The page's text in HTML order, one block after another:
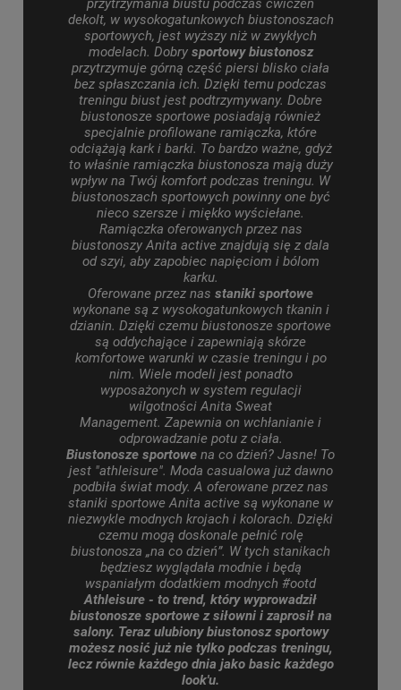
przytrzymania biustu podczas ćwiczeń
dekolt, w wysokogatunkowych biustonoszach
sportowych, jest wyższy niż w zwykłych
modelach. Dobry sportowy biustonosz
przytrzymuje górną część piersi blisko ciała
bez spłaszczania ich. Dzięki temu podczas
treningu biust jest podtrzymywany. Dobre
biustonosze sportowe posiadają również
specjalnie profilowane ramiączka, które
odciążają kark i barki. To bardzo ważne, gdyż
to właśnie ramiączka biustonosza mają duży
wpływ na Twój komfort podczas treningu. W
biustonoszach sportowych powinny one być
nieco szersze i miękko wyściełane.
Ramiączka oferowanych przez nas
biustonoszyAnita active znajdują się z dala
od szyi, aby zapobiec napięciom i bólom
karku.
Oferowane przez nas staniki sportowe
wykonane są z wysokogatunkowych tkanin i
dzianin. Dzięki czemu biustonosze sportowe
są oddychające i zapewniają skórze
komfortowe warunki w czasie treningu i po
nim. Wiele modeli jest ponadto
wyposażonych w system regulacji
wilgotności Anita Sweat
Management. Zapewnia on wchłanianie i
odprowadzanie potu z ciała.
Biustonosze sportowe na co dzień? Jasne! To
jest "athleisure". Moda casualowa już dawno
podbiła świat mody.A oferowane przez nas
staniki sportoweAnita active są wykonane w
niezwykle modnych krojach i kolorach. Dzięki
czemu mogą doskonale pełnić rolę
biustonosza „na co dzień”. W tych stanikach
będziesz wyglądała modnie i będą
wspaniałym dodatkiem modnych #ootd
Athleisure - to trend, który wyprowadził
biustonosze sportowe z siłowni i zaprosił na
salony. Teraz ulubiony biustonosz sportowy
możesz nosić już nie tylko podczas treningu,
lecz równie każdego dnia jako basic każdego
look'u.